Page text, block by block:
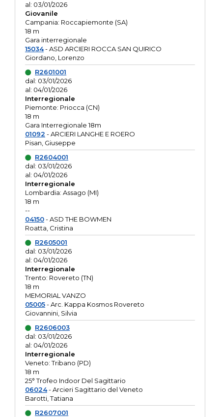
al: 03/01/2026
Giovanile
Campania: Roccapiemonte (SA)
18 m
Gara interregionale
15034- ASD ARCIERI ROCCA SAN QUIRICO
Giordano, Lorenzo
R2601001
dal: 03/01/2026
al: 04/01/2026
Interregionale
Piemonte: Priocca (CN)
18 m
Gara Interregionale 18m
01092 - ARCIERI LANGHE E ROERO
Pisan, Giuseppe
R2604001
dal: 03/01/2026
al: 04/01/2026
Interregionale
Lombardia: Assago (MI)
18 m
--
04150- ASD THE BOWMEN
Roatta, Cristina
R2605001
dal: 03/01/2026
al: 04/01/2026
Interregionale
Trento: Rovereto (TN)
18 m
MEMORIAL VANZO
05005- Arc. Kappa Kosmos Rovereto
Giovannini, Silvia
R2606003
dal: 03/01/2026
al: 04/01/2026
Interregionale
Veneto: Tribano (PD)
18 m
25° Trofeo Indoor Del Sagittario
06024- Arcieri Sagittario del Veneto
Barotti, Tatiana
R2607001